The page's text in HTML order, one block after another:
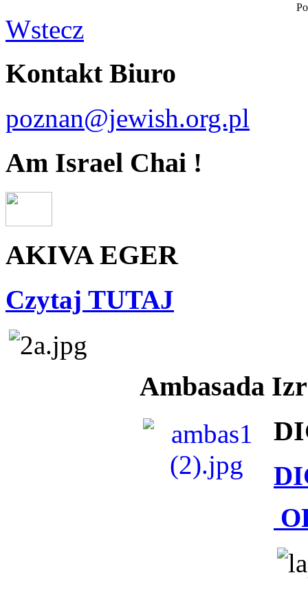
Wstecz
Kontakt Biuro
poznan@jewish.org.pl
Am Israel Chai !
AKIVA EGER
Czytaj TUTAJ
Ambasada